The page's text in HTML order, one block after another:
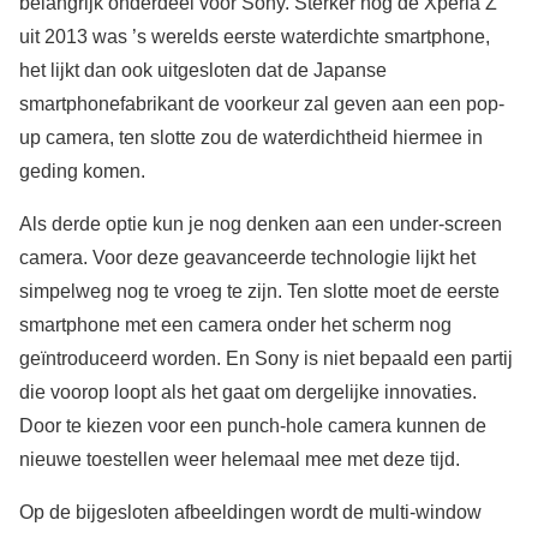
uit 2013 was ’s werelds eerste waterdichte smartphone,
het lijkt dan ook uitgesloten dat de Japanse
smartphonefabrikant de voorkeur zal geven aan een pop-
up camera, ten slotte zou de waterdichtheid hiermee in
geding komen.
Als derde optie kun je nog denken aan een under-screen
camera. Voor deze geavanceerde technologie lijkt het
simpelweg nog te vroeg te zijn. Ten slotte moet de eerste
smartphone met een camera onder het scherm nog
geïntroduceerd worden. En Sony is niet bepaald een partij
die voorop loopt als het gaat om dergelijke innovaties.
Door te kiezen voor een punch-hole camera kunnen de
nieuwe toestellen weer helemaal mee met deze tijd.
Op de bijgesloten afbeeldingen wordt de multi-window